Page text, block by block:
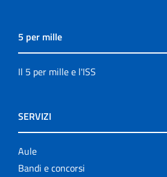
5 per mille
Il 5 per mille e l'ISS
SERVIZI
Aule
Bandi e concorsi